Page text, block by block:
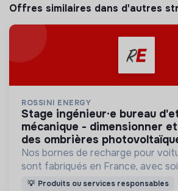
Offres similaires dans d'autres
ROSSINI ENERGY
stage ingénieur·e bureau d'etudes
mécanique - dimensionner
des ombrières
Nos bornes de recharge pour
sont fabriqués en France, avec soin ! En
avec des ESAT, en choisissant du
💡 Produits ou services responsables